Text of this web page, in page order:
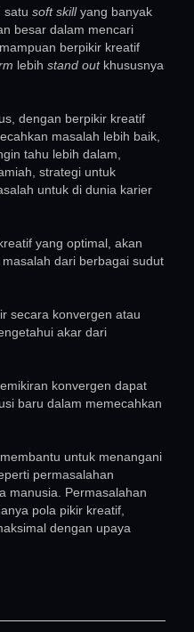
satu soft skillyang banyak
besar dalam mencari
berpikir kreatif
lebih stand outkhususnya
dengan berpikir kreatif
masalah lebih baik,
tahu lebih dalam,
strategi untuk
untuk di dunia karier
yang optimal, akan
dari berbagai sudut
secara konvergen atau
akar dari
konvergen dapat
baru dalam memecahkan
untuk menangani
permasalahan
manusia. Permasalahan
pola pikir kreatif,
dengan upaya